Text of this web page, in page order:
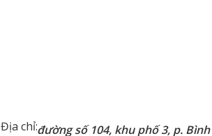
Địa chỉ:đường số 104, khu phố 3, p.